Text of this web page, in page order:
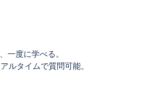
度に学べる。
タイムで質問可能。